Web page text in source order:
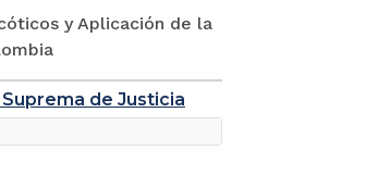
y Aplicación de la
de Justicia